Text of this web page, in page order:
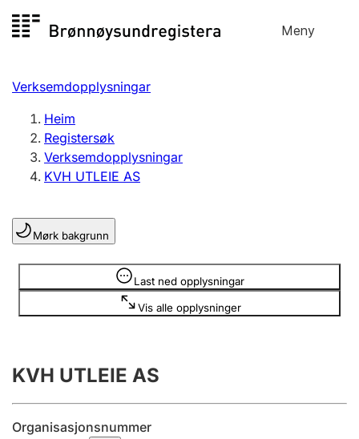
til
Meny
Registersøk
Aksjeselskap
Enkeltpersonføretak
Registrere, endre, slette
Lag og foreining
Registrere, endre, slette
Årsrekneskap
Innsending og forseinkingsgebyr
Verksemdopplysningar
Heim
Registersøk
Verksemdopplysningar
KVH UTLEIE AS
Mørk bakgrunn
Last ned opplysningar
Vis alle opplysninger
Opplysninger er skjult
KVH UTLEIE AS
Organisasjonsnummer